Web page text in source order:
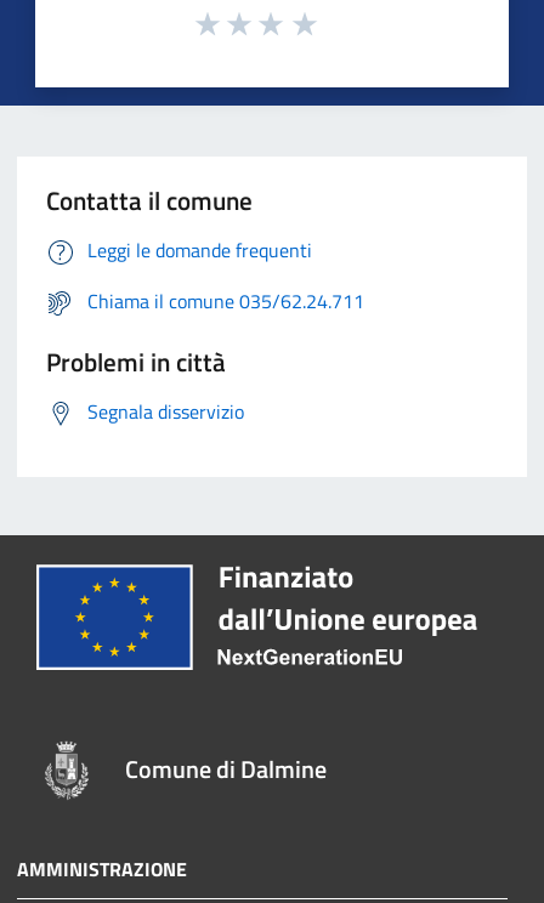
Contatta il comune
Leggi le domande frequenti
Chiama il comune 035/62.24.711
Problemi in città
Segnala disservizio
Comune di Dalmine
AMMINISTRAZIONE